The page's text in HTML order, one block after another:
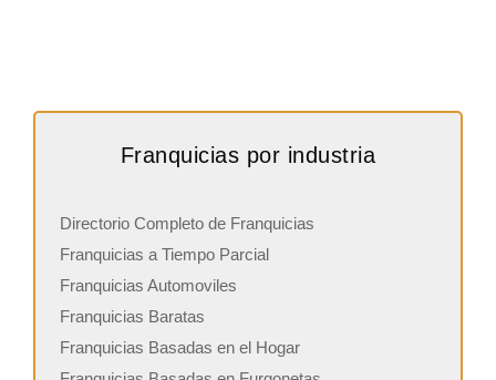
Franquicias por industria
Directorio Completo de Franquicias
Franquicias a Tiempo Parcial
Franquicias Automoviles
Franquicias Baratas
Franquicias Basadas en el Hogar